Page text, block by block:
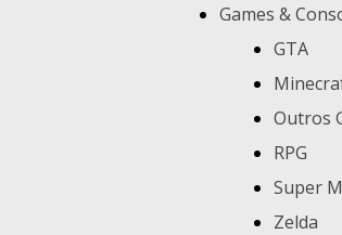
Games &
GTA
Outros
RPG
Super
Zelda